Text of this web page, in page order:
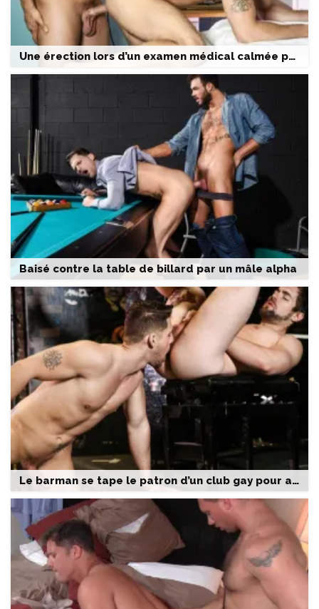
Une érection lors d’un examen médical calmée par un docteur très appliqué
Baisé contre la table de billard par un mâle alpha
Le barman se tape le patron d’un club gay pour avoir une promotion